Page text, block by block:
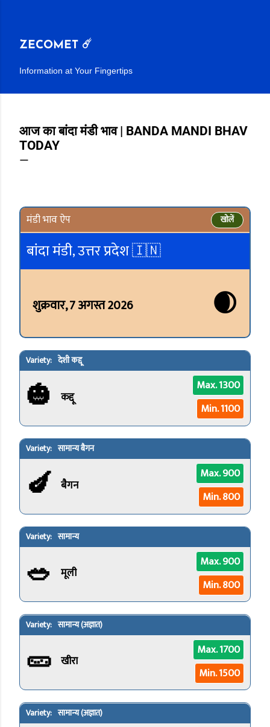
ZECOMET ☄️
Information at Your Fingertips
आज का बांदा मंडी भाव | BANDA MANDI BHAV
TODAY
मंडी भाव ऐप खोलें
बांदा मंडी, उत्तर प्रदेश 🇮🇳
शुक्रवार, 7 अगस्त 2026 🌒
देशी कद्दू
🎃 कद्दू
Max. 1300
Min. 1100
सामान्य बैगन
🍆 बैगन
Max. 900
Min. 800
सामान्य
🥗 मूली
Max. 900
Min. 800
सामान्य (अज्ञात)
🥒 खीरा
Max. 1700
Min. 1500
सामान्य (अज्ञात)